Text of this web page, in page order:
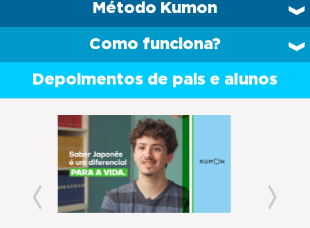
Método Kumon
Como funciona?
Depoimentos de pais e alunos
Previous
Perguntas
frequentes (FAQ)